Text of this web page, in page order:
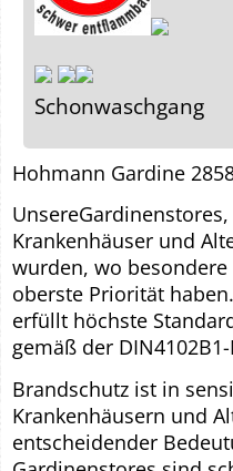
Schonwaschgang
Hohmann Gardine
Krankenhäuser und
wurden, wo
oberste Priorität
erfüllt höchste
gemäß der
Brandschutz ist in
Krankenhäusern und
entscheidender